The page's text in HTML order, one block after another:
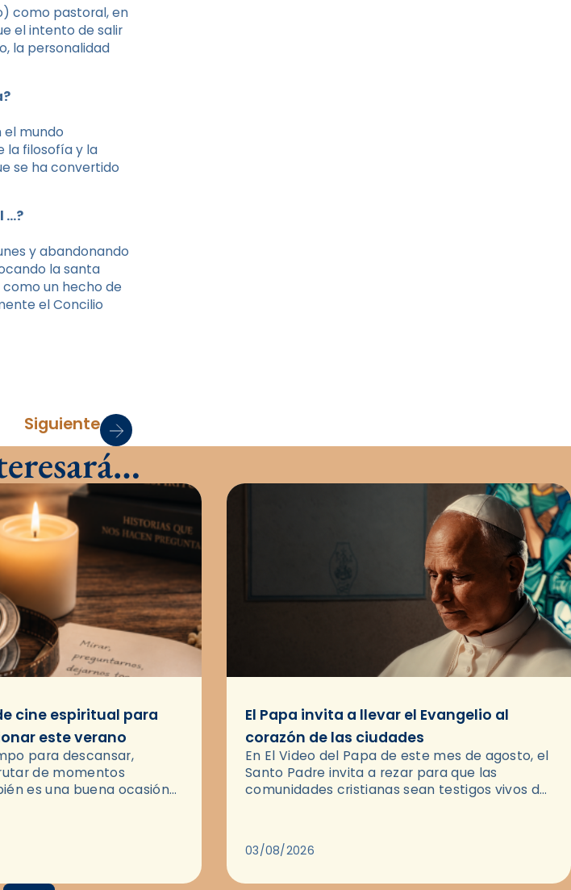
como pastoral, en
el intento de salir
la personalidad
mundo
la filosofía y la
se ha convertido
…?
y abandonando
la santa
como un hecho de
el Concilio
Siguiente
cine espiritual para
este verano
para descansar,
de momentos
es una buena ocasión
El Papa invita a llevar el Evangelio al
corazón de las ciudades
En El Video del Papa de este mes de agosto, el
Santo Padre invita a rezar para que las
comunidades cristianas sean testigos vivos del
03/08/2026